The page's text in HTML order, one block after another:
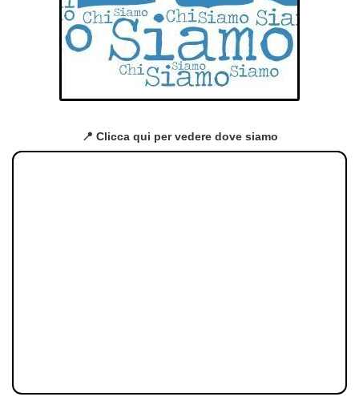
📍 Clicca qui per vedere dove siamo